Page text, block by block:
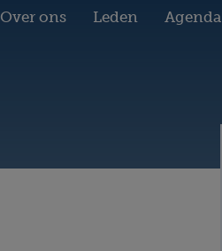
Over ons Leden Agenda